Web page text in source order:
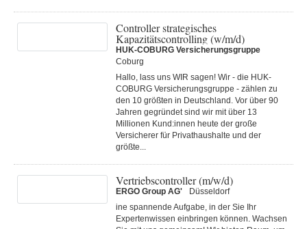
Controller strategisches
Kapazitätscontrolling (w/m/d)
HUK-COBURG Versicherungsgruppe
Coburg
Hallo, lass uns WIR sagen! Wir - die HUK-
COBURG Versicherungsgruppe - zählen zu
den 10 größten in Deutschland. Vor über 90
Jahren gegründet sind wir mit über 13
Millionen Kund:innen heute der große
Versicherer für Privathaushalte und der
größte...
Vertriebscontroller (m/w/d)
ERGO Group AG'
Düsseldorf
ine spannende Aufgabe, in der Sie Ihr
Expertenwissen einbringen können. Wachsen